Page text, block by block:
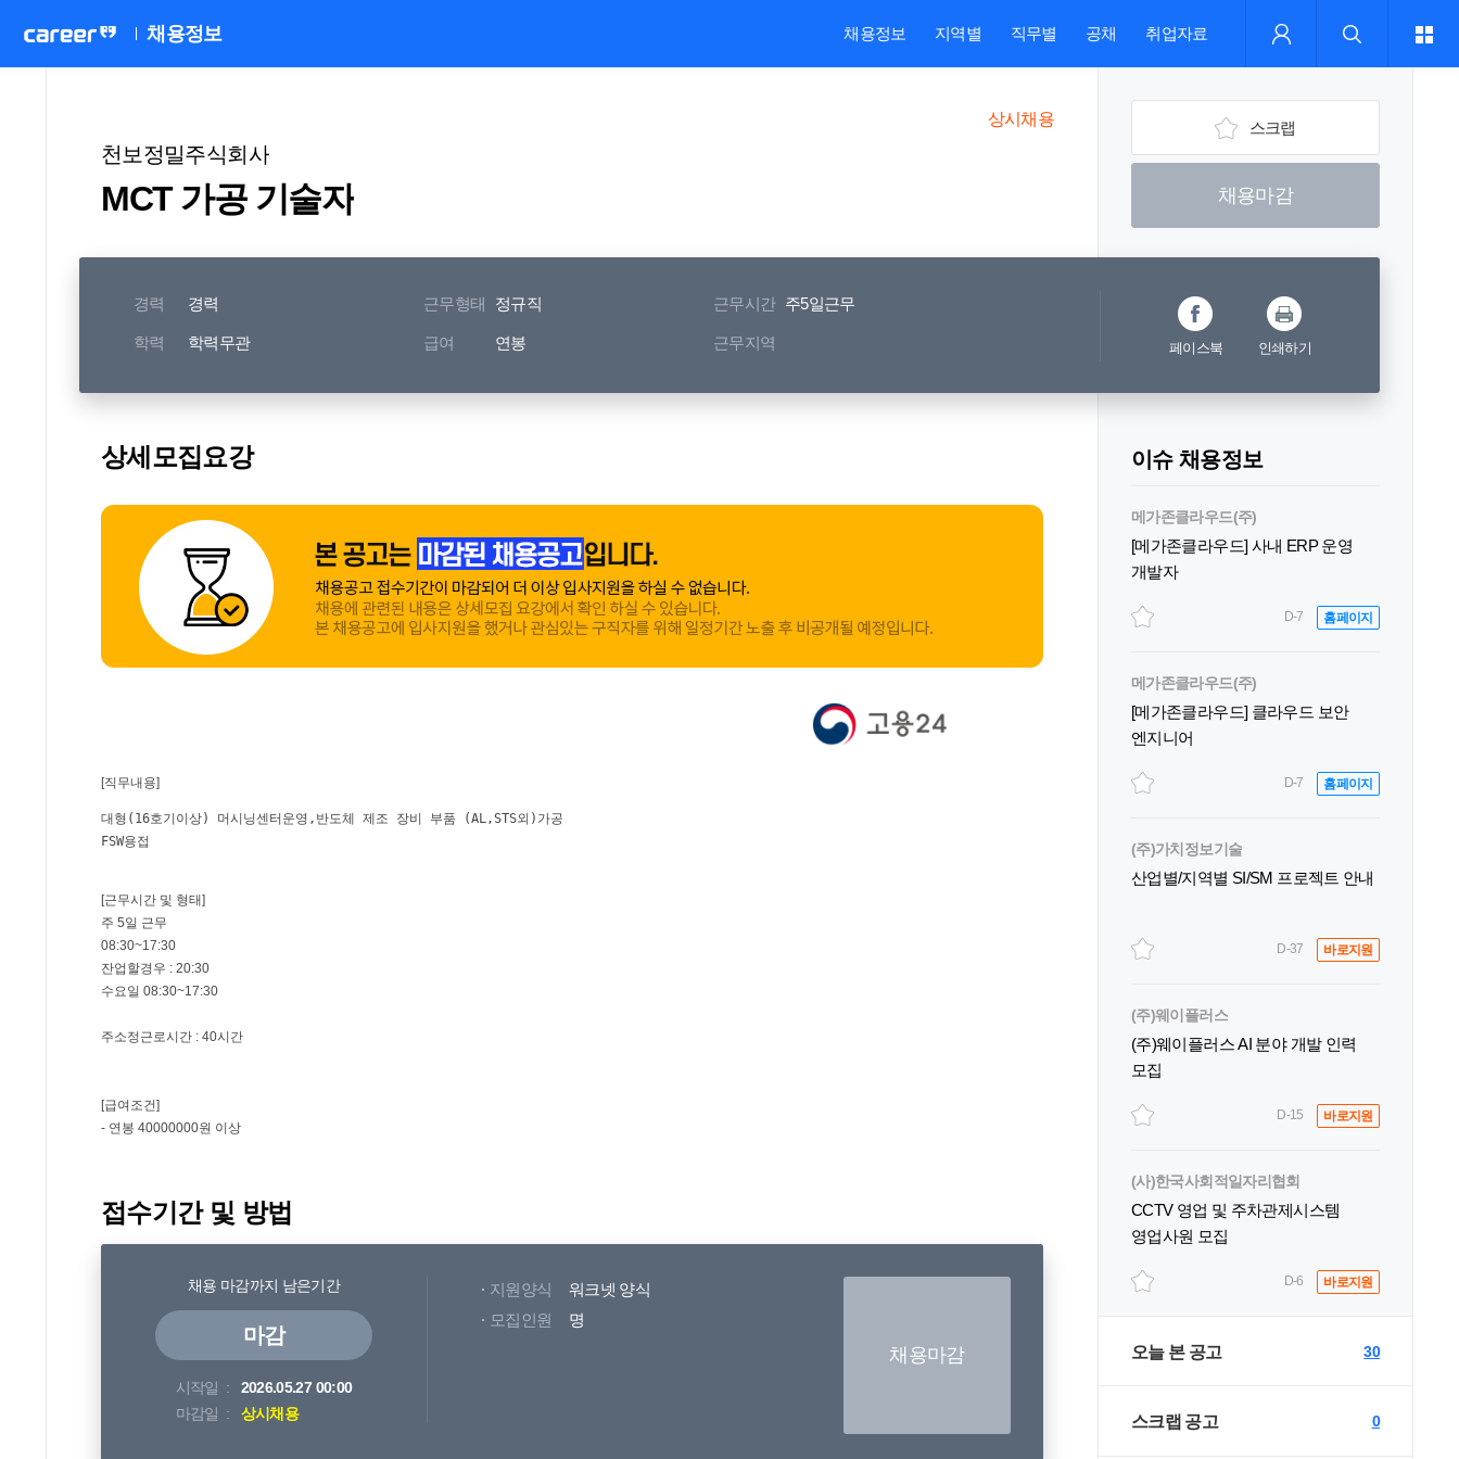
채용정보 채용정보 지역별 직무별 공채 취업자료
천보정밀주식회사
MCT 가공 기술자
상시채용 스크랩
채용마감
경력 경력 근무형태 정규직 근무시간 주5일근무
학력 학력무관 급여 연봉 근무지역 페이스북 인쇄하기
상세모집요강
접수기간 및 방법
채용 마감까지 남은기간
마감
시작일
2026.05.27 00:00
마감일
상시채용
지원양식
워크넷 양식
모집인원
명
채용마감
이슈 채용정보
메가존클라우드(주)
[메가존클라우드] 사내 ERP 운영
개발자
D-7 홈페이지
메가존클라우드(주)
[메가존클라우드] 클라우드 보안
엔지니어
D-7 홈페이지
(주)가치정보기술
산업별/지역별 SI/SM 프로젝트 안내
D-37 바로지원
(주)웨이플러스
(주)웨이플러스 AI 분야 개발 인력
모집
D-15 바로지원
(사)한국사회적일자리협회
CCTV 영업 및 주차관제시스템
영업사원 모집
D-6 바로지원
오늘 본 공고 30
스크랩 공고 0